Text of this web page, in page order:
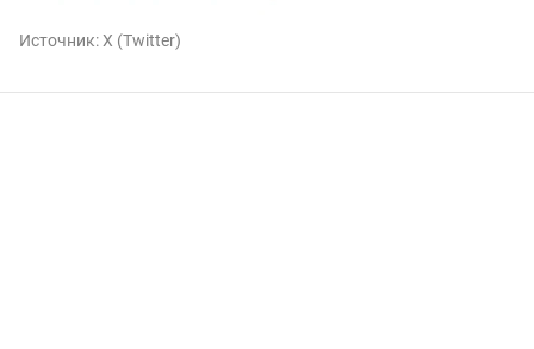
Источник:X (Twitter)